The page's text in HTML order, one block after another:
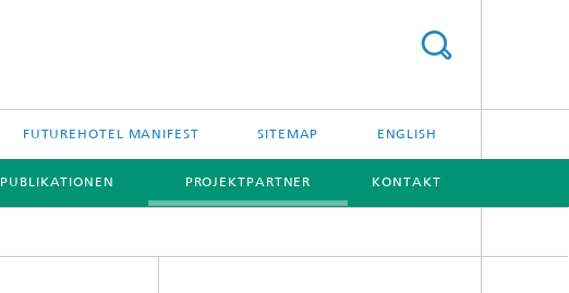
FUTUREHOTEL MANIFEST SITEMAP ENGLISH
PUBLIKATIONEN PROJEKTPARTNER KONTAKT